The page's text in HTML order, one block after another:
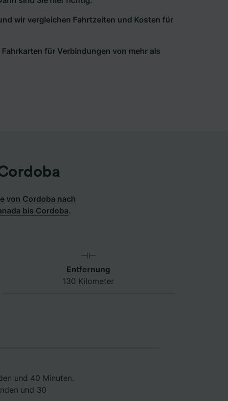
wir vergleichen Fahrtzeiten und Kosten für
für Verbindungen von mehr als
von Cordoba nach
bis Cordoba.
Entfernung
130 Kilometer
und 40 Minuten.
und 30